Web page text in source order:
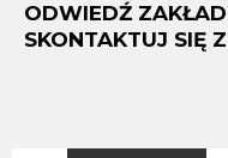
ODWIEDŹ
SKONTAKTUJ SIĘ